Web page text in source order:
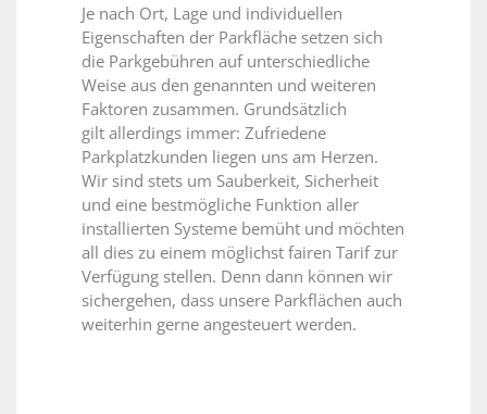
Je nach Ort, Lage und individuellen
Eigenschaften der Parkfläche setzen sich
die Parkgebühren auf unterschiedliche
Weise aus den genannten und weiteren
Faktoren zusammen. Grundsätzlich
gilt allerdings immer: Zufriedene
Parkplatzkunden liegen uns am Herzen.
Wir sind stets um Sauberkeit, Sicherheit
und eine bestmögliche Funktion aller
installierten Systeme bemüht und möchten
all dies zu einem möglichst fairen Tarif zur
Verfügung stellen. Denn dann können wir
sichergehen, dass unsere Parkflächen auch
weiterhin gerne angesteuert werden.